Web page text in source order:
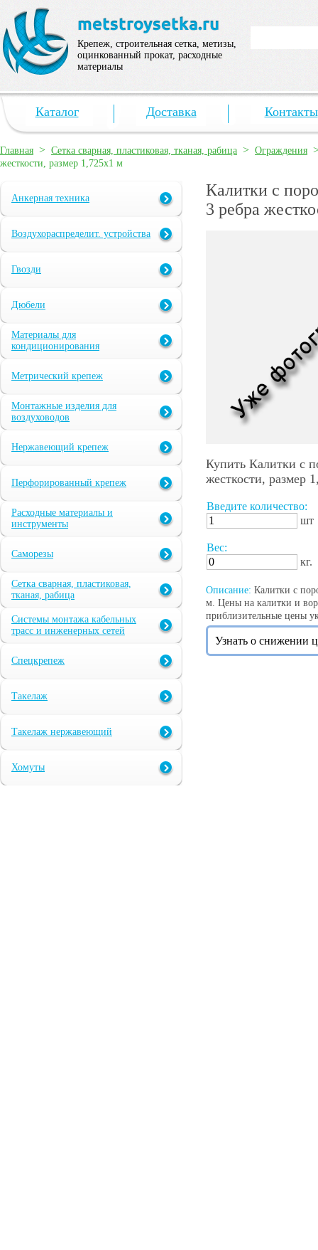
Крепеж, строительная сетка, метизы,
оцинкованный прокат, расходные
материалы
Каталог Доставка Контакты
Главная > Сетка сварная, пластиковая, тканая, рабица > Ограждения
жесткости, размер 1,725х1 м
Анкерная техника
Воздухораспределит. устройства
Гвозди
Дюбели
Материалы для
кондиционирования
Метрический крепеж
Монтажные изделия для
воздуховодов
Нержавеющий крепеж
Перфорированный крепеж
Расходные материалы и
инструменты
Саморезы
Сетка сварная, пластиковая,
тканая, рабица
Системы монтажа кабельных
трасс и инженерных сетей
Спецкрепеж
Такелаж
Такелаж нержавеющий
Хомуты
Калитки с
3 ребра
Купить Калитки с
жесткости, размер
Введите количество:
шт
Вес:
кг.
Описание: Калитки с
м. Цены на калитки и
приблизительные цены
Узнать о снижении